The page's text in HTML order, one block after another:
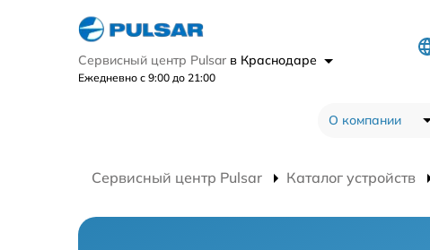
Сервисный центр Pulsar в Краснодаре
Ежедневно с 9:00 до 21:00
О компании
Сервисный центр Pulsar Каталог устройств